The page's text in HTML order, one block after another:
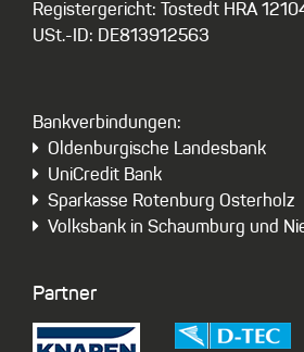
Registergericht: Tostedt HRA
USt.-ID: DE813912563
Bankverbindungen:
Oldenburgische Landesbank
UniCredit Bank
Sparkasse Rotenburg Osterholz
Volksbank in Schaumburg und
Partner